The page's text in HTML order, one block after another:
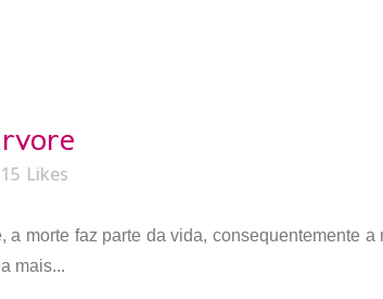
15 Likes
morte faz parte da vida, consequentemente a
mais...